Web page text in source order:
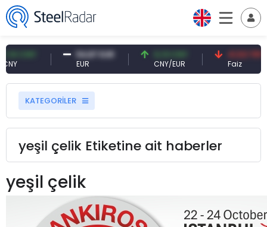
54,87 EUR
EUR
0,13 CNY
CNY/EUR
41,53 TRY
Faiz
KATEGORİLER
yeşil çelik Etiketine ait haberler
yeşil çelik